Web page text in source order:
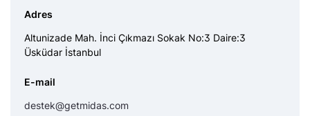
Adres
Altunizade Mah. İnci Çıkmazı Sokak No:3 Daire:3
Üsküdar İstanbul
E-mail
destek@getmidas.com